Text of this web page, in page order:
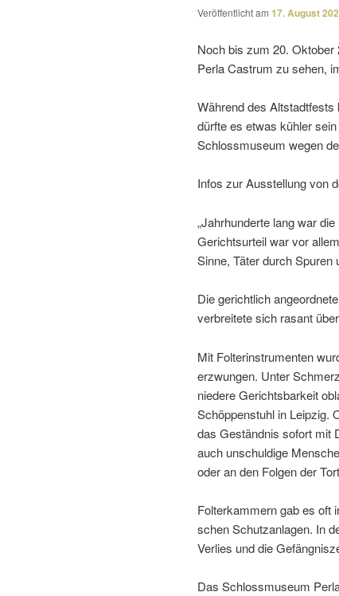
Veröffentlicht am 17. August
Noch bis zum 20.
Perla Castrum zu sehen,
Während des
dürfte es etwas kühler
Schlossmuseum wegen
Infos zur Ausstellung von
„Jahrhunderte lang war
Gerichtsurteil war vor
Sinne, Täter durch
Die gericht­lich
verbrei­tete sich rasant
Mit Folterinstrumenten
erzwungen. Unter
niedere Gerichtsbarkeit
Schöppenstuhl in Leipzig.
das Geständnis sofort mit
auch unschul­dige
oder an den Folgen der
Folterkammern gab es oft
schen Schutzanlagen. In
Verlies und die
Das Schlossmuseum